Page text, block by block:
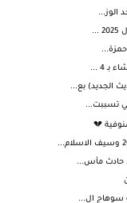
الوز...
حمزة...
الجديد) بع...
تسببت...
حادث مأس...